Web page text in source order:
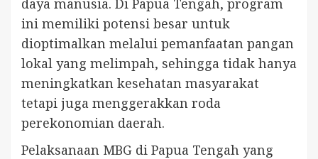
ini memiliki potensi besar untuk
dioptimalkan melalui pemanfaatan pangan
lokal yang melimpah, sehingga tidak hanya
meningkatkan kesehatan masyarakat
tetapi juga menggerakkan roda
perekonomian daerah.
Pelaksanaan MBG di Papua Tengah yang